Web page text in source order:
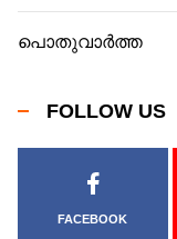
പൊതുവാർത്ത
FOLLOW US
FACEBOOK